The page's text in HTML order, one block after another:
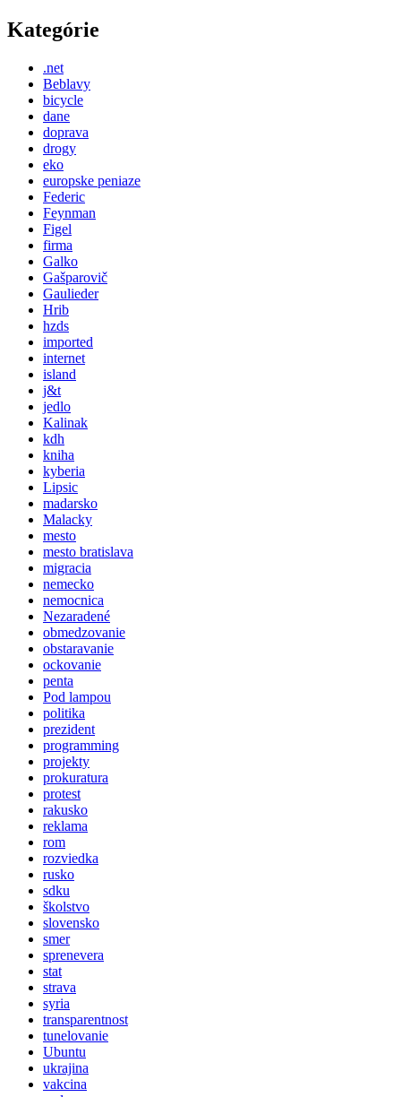
Kategórie
.net
Beblavy
bicycle
dane
doprava
drogy
eko
europske peniaze
Federic
Feynman
Figel
firma
Galko
Gašparovič
Gaulieder
Hrib
hzds
imported
internet
island
j&t
jedlo
Kalinak
kdh
kniha
kyberia
Lipsic
madarsko
Malacky
mesto
mesto bratislava
migracia
nemecko
nemocnica
Nezaradené
obmedzovanie
obstaravanie
ockovanie
penta
Pod lampou
politika
prezident
programming
projekty
prokuratura
protest
rakusko
reklama
rom
rozviedka
rusko
sdku
školstvo
slovensko
smer
sprenevera
stat
strava
syria
transparentnost
tunelovanie
Ubuntu
ukrajina
vakcina